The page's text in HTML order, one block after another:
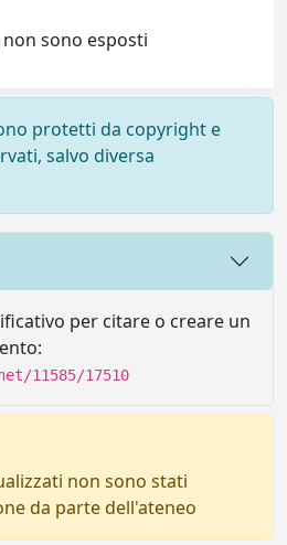
sono esposti
protetti da copyright e
salvo diversa
per citare o creare un
11585/17510
non sono stati
da parte dell'ateneo